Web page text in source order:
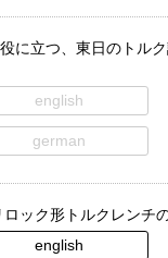
に立つ、東日のトル
english
german
ック形トルクレンチ
english